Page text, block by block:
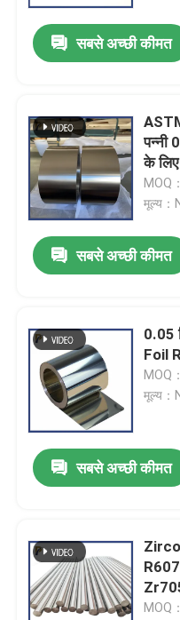
उत्पाद
सबसे अच्छी कीमत
पन्नी
के लिए
MOQ
मूल्य
सबसे अच्छी कीमत
0.05
Foil
MOQ
मूल्य
सबसे अच्छी कीमत
MOQ